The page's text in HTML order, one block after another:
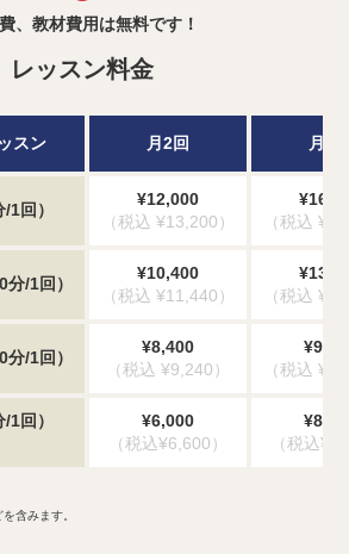
、教材費用は無料です！
レッスン料金
スン 月2回 月3
1回）
¥12,000
（税込 ¥13,200）
（税込
/1回）
¥10,400
（税込 ¥11,440）
（税込
/1回）
¥8,400
（税込 ¥9,240）
（税込
1回）
¥6,000
（税込¥6,600）
（税込
含みます。